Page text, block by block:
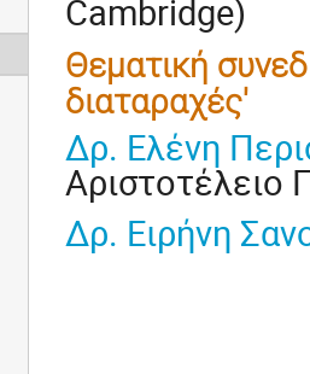
Cambridge)
Θεματική
διαταραχές'
Δρ. Ελένη
Αριστοτέλειο
Δρ. Ειρήνη